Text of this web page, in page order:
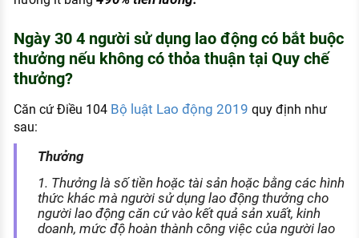
Ngày 30 4 người sử dụng lao động có bắt buộc
thưởng nếu không có thỏa thuận tại Quy chế
thưởng?
Căn cứ Điều 104 Bộ luật Lao động 2019 quy định như
sau:
Thưởng
1. Thưởng là số tiền hoặc tài sản hoặc bằng các hình
thức khác mà người sử dụng lao động thưởng cho
người lao động căn cứ vào kết quả sản xuất, kinh
doanh, mức độ hoàn thành công việc của người lao